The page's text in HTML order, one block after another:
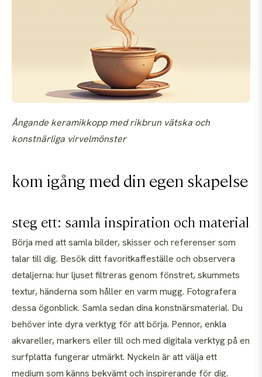
Ångande keramikkopp med rikbrun vätska och
konstnärliga virvelmönster
kom igång med din egen skapelse
steg ett: samla inspiration och material
Börja med att samla bilder, skisser och referenser som
talar till dig. Besök ditt favoritkaffeställe och observera
detaljerna: hur ljuset filtreras genom fönstret, skummets
textur, händerna som håller en varm mugg. Fotografera
dessa ögonblick. Samla sedan dina konstnärsmaterial. Du
behöver inte dyra verktyg för att börja. Pennor, enkla
akvareller, markers eller till och med digitala verktyg på en
surfplatta fungerar utmärkt. Nyckeln är att välja ett
medium som känns bekvämt och inspirerande för dig.